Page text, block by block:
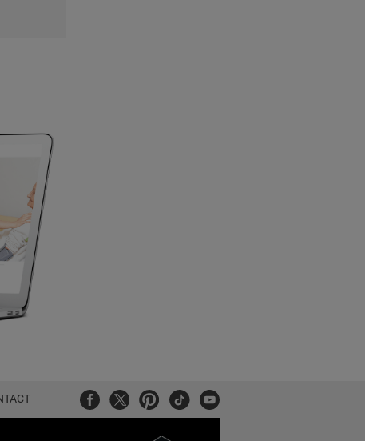
FacebookTwitterPinterest
TiktokYoutube